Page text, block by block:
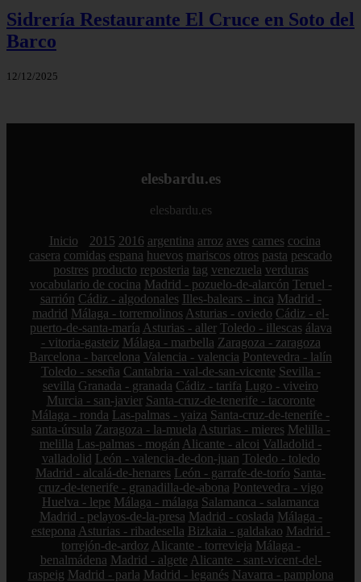
Sidrería Restaurante El Cruce en Soto del
Barco
12/12/2025
elesbardu.es
elesbardu.es
Inicio 2015 2016 argentina arroz aves carnes cocina
casera comidas espana huevos mariscos otros pasta pescado
postres producto reposteria tag venezuela verduras
vocabulario de cocina Madrid - pozuelo-de-alarcón Teruel -
sarrión Cádiz - algodonales Illes-balears - inca Madrid -
madrid Málaga - torremolinos Asturias - oviedo Cádiz - el-
puerto-de-santa-maría Asturias - aller Toledo - illescas álava
- vitoria-gasteiz Málaga - marbella Zaragoza - zaragoza
Barcelona - barcelona Valencia - valencia Pontevedra - lalín
Toledo - seseña Cantabria - val-de-san-vicente Sevilla -
sevilla Granada - granada Cádiz - tarifa Lugo - viveiro
Murcia - san-javier Santa-cruz-de-tenerife - tacoronte
Málaga - ronda Las-palmas - yaiza Santa-cruz-de-tenerife -
santa-úrsula Zaragoza - la-muela Asturias - mieres Melilla -
melilla Las-palmas - mogán Alicante - alcoi Valladolid -
valladolid León - valencia-de-don-juan Toledo - toledo
Madrid - alcalá-de-henares León - garrafe-de-torío Santa-
cruz-de-tenerife - granadilla-de-abona Pontevedra - vigo
Huelva - lepe Málaga - málaga Salamanca - salamanca
Madrid - pelayos-de-la-presa Madrid - coslada Málaga -
estepona Asturias - ribadesella Bizkaia - galdakao Madrid -
torrejón-de-ardoz Alicante - torrevieja Málaga -
benalmádena Madrid - algete Alicante - sant-vicent-del-
raspeig Madrid - parla Madrid - leganés Navarra - pamplona